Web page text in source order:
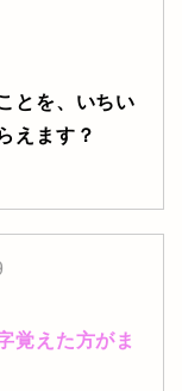
とを、いちい
えます？
覚えた方がま